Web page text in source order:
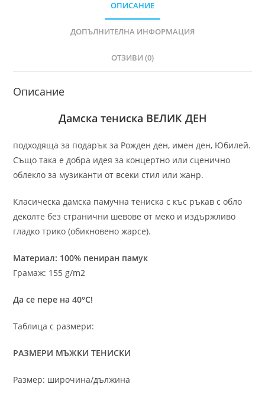
ОПИСАНИЕ
ДОПЪЛНИТЕЛНА ИНФОРМАЦИЯ
ОТЗИВИ (0)
Описание
Дамска тениска ВЕЛИК ДЕН
подходяща за подарък за Рожден ден, имен ден, Юбилей.
Също така е добра идея за концертно или сценично
облекло за музиканти от всеки стил или жанр.
Класическа дамска памучна тениска с къс ръкав с обло
деколте без странични шевове от меко и издържливо
гладко трико (обикновено жарсе).
Материал: 100% пениран памук
Грамаж: 155 g/m2
Да се пере на 40°C!
Таблица с размери:
РАЗМЕРИ МЪЖКИ ТЕНИСКИ
Размер: широчина/дължина